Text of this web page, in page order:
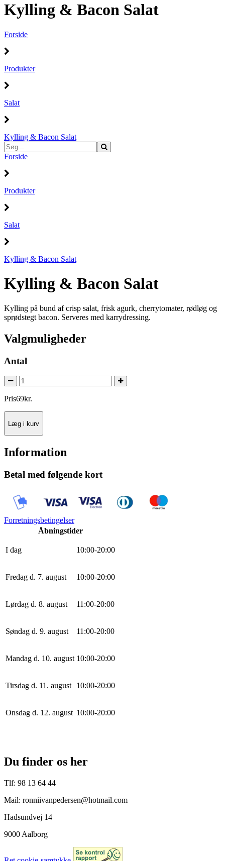
Kylling & Bacon Salat
Forside
Produkter
Salat
Kylling & Bacon Salat
Forside
Produkter
Salat
Kylling & Bacon Salat
Kylling & Bacon Salat
Kylling på bund af crisp salat, frisk agurk, cherrytomater, rødløg og
sprødstegt bacon. Serveres med karrydressing.
Valgmuligheder
Antal
Pris69kr.
Læg i kurv
Information
Betal med følgende kort
Forretningsbetingelser
Åbningstider
I dag 10:00-20:00
Fredag d. 7. august 10:00-20:00
Lørdag d. 8. august 11:00-20:00
Søndag d. 9. august 11:00-20:00
Mandag d. 10. august 10:00-20:00
Tirsdag d. 11. august 10:00-20:00
Onsdag d. 12. august 10:00-20:00
Du finder os her
Tlf: 98 13 64 44
Mail: ronniivanpedersen@hotmail.com
Hadsundvej 14
9000 Aalborg